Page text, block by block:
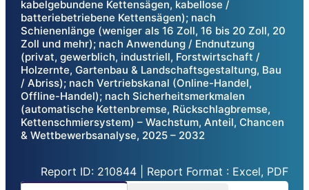
kabelgebundene Kettensägen, kabellose /
batteriebetriebene Kettensägen); nach
Schienenlänge (weniger als 16 Zoll, 16 bis 20 Zoll, 20
Zoll und mehr); nach Anwendung / Endnutzung
(privat, gewerblich, industriell, Forstwirtschaft /
Holzernte, Gartenbau & Landschaftsgestaltung, Bau
/ Abriss); nach Vertriebskanal (Online-Handel,
Offline-Handel); nach Sicherheitsmerkmalen
(automatische Kettenbremse, Rückschlagbremse,
Kettenschmiersystem) – Wachstum, Anteil, Chancen
& Wettbewerbsanalyse, 2025 – 2032
Report ID: 210844 | Report Format : Excel, PDF